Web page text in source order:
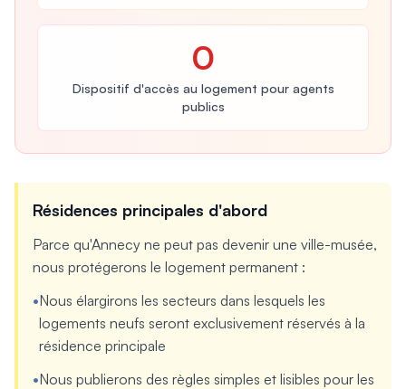
0
Dispositif d'accès au logement pour agents
publics
Résidences principales d'abord
Parce qu'Annecy ne peut pas devenir une ville-musée,
nous protégerons le logement permanent :
•Nous élargirons les secteurs dans lesquels les
logements neufs seront exclusivement réservés à la
résidence principale
•Nous publierons des règles simples et lisibles pour les